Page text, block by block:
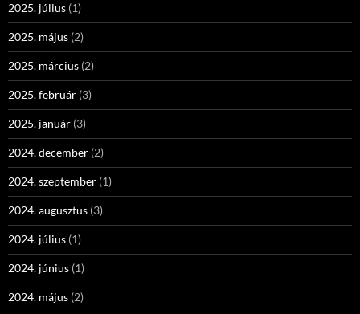
2025. július (1)
2025. május (2)
2025. március (2)
2025. február (3)
2025. január (3)
2024. december (2)
2024. szeptember (1)
2024. augusztus (3)
2024. július (1)
2024. június (1)
2024. május (2)